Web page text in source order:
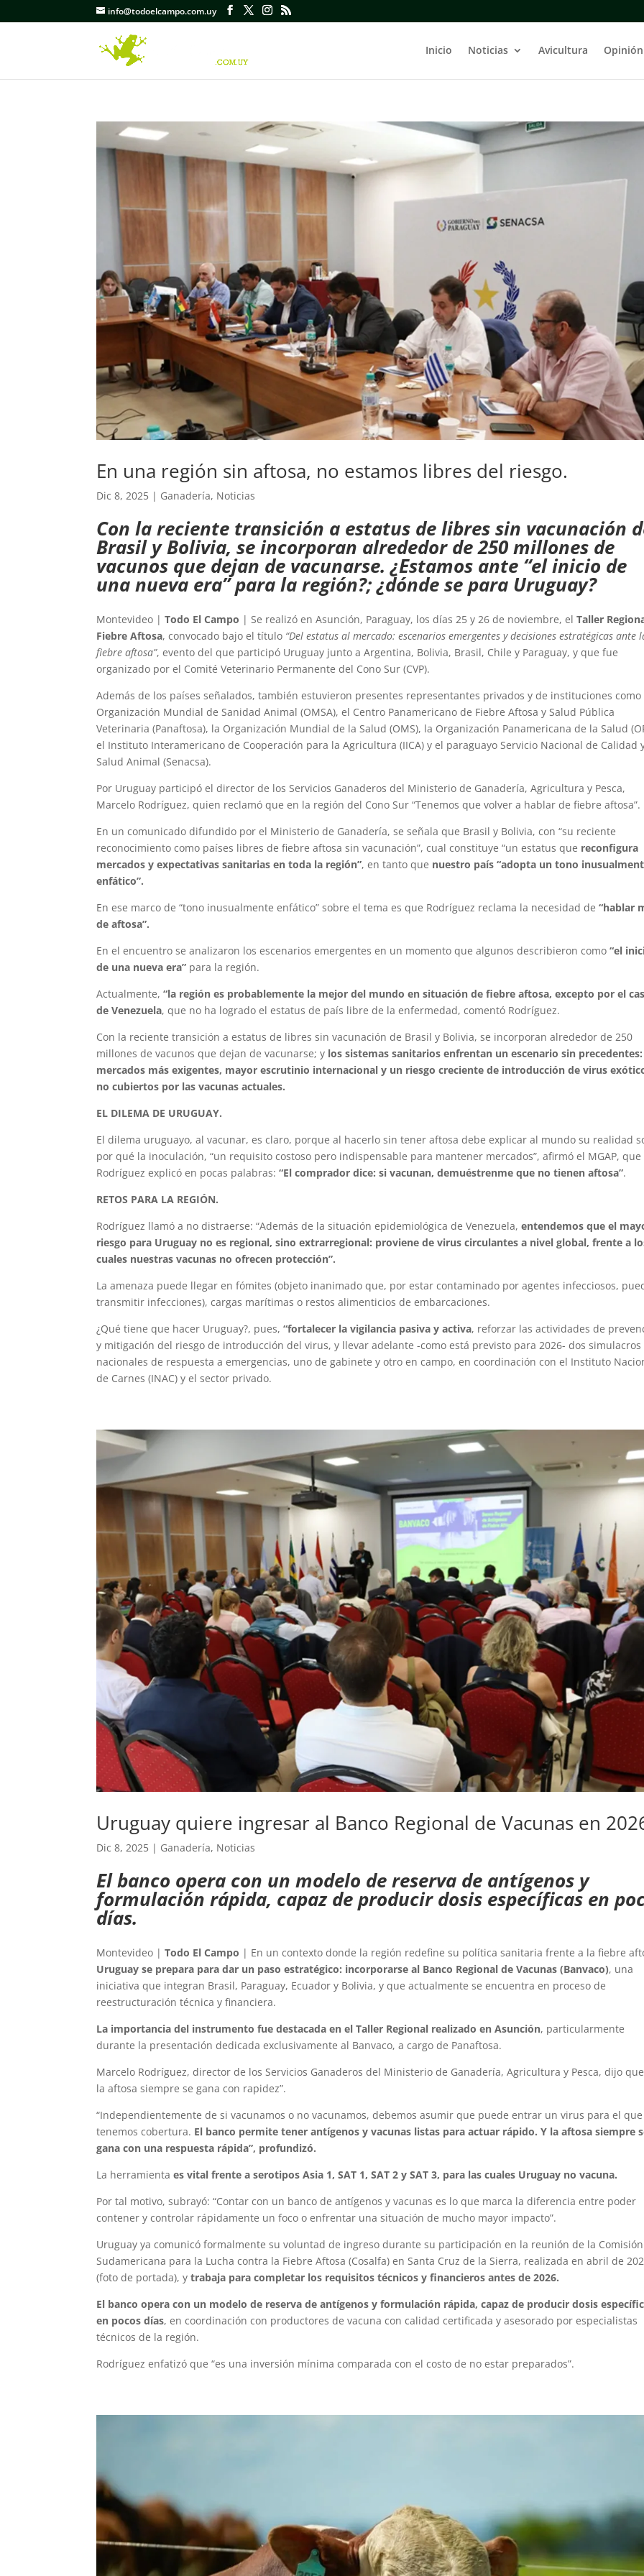
info@todoelcampo.com.uy
Inicio Noticias Avicultura Opinión
En una región sin aftosa, no estamos libres del riesgo.
Dic 8, 2025 | Ganadería, Noticias
Con la reciente transición a estatus de libres sin vacunación
Brasil y Bolivia, se incorporan alrededor de 250 millones de
vacunos que dejan de vacunarse. ¿Estamos ante “el inicio de
una nueva era” para la región?; ¿dónde se para Uruguay?
Montevideo |Todo El Campo | Se realizó en Asunción, Paraguay, los días 25 y 26 de noviembre, elTaller
Fiebre Aftosa, convocado bajo el título “Del estatus al mercado: escenarios emergentes y decisiones estratégicas ante
fiebre aftosa”, evento del que participó Uruguay junto a Argentina, Bolivia, Brasil, Chile y Paraguay, y que fue
organizado por el Comité Veterinario Permanente del Cono Sur (CVP).
Además de los países señalados, también estuvieron presentes representantes privados y de instituciones como
Organización Mundial de Sanidad Animal (OMSA), el Centro Panamericano de Fiebre Aftosa y Salud Pública
Veterinaria (Panaftosa), la Organización Mundial de la Salud (OMS), la Organización Panamericana de la Salud
el Instituto Interamericano de Cooperación para la Agricultura (IICA) y el paraguayo Servicio Nacional de Calidad
Salud Animal (Senacsa).
Por Uruguay participó el director de los Servicios Ganaderos del Ministerio de Ganadería, Agricultura y Pesca,
Marcelo Rodríguez, quien reclamó que en la región del Cono Sur “Tenemos que volver a hablar de fiebre aftosa”.
En un comunicado difundido por el Ministerio de Ganadería, se señala que Brasil y Bolivia, con “su reciente
reconocimiento como países libres de fiebre aftosa sin vacunación”, cual constituye “un estatus que reconfigura
mercados y expectativas sanitarias en toda la región”, en tanto que nuestro país “adopta un tono
enfático”.
En ese marco de “tono inusualmente enfático” sobre el tema es que Rodríguez reclama la necesidad de“hablar
de aftosa”.
En el encuentro se analizaron los escenarios emergentes en un momento que algunos describieron como“el
de una nueva era” para la región.
Actualmente,“la región es probablemente la mejor del mundo en situación de fiebre aftosa, excepto por el
de Venezuela, que no ha logrado el estatus de país libre de la enfermedad, comentó Rodríguez.
Con la reciente transición a estatus de libres sin vacunación de Brasil y Bolivia, se incorporan alrededor de 250
millones de vacunos que dejan de vacunarse; y los sistemas sanitarios enfrentan un escenario sin precedentes:
mercados más exigentes, mayor escrutinio internacional y un riesgo creciente de introducción de virus
no cubiertos por las vacunas actuales.
EL DILEMA DE URUGUAY.
El dilema uruguayo, al vacunar, es claro, porque al hacerlo sin tener aftosa debe explicar al mundo su realidad
por qué la inoculación, “un requisito costoso pero indispensable para mantener mercados”, afirmó el MGAP, que
Rodríguez explicó en pocas palabras:“El comprador dice: si vacunan, demuéstrenme que no tienen aftosa”.
RETOS PARA LA REGIÓN.
Rodríguez llamó a no distraerse: “Además de la situación epidemiológica de Venezuela,entendemos que el
riesgo para Uruguay no es regional, sino extrarregional: proviene de virus circulantes a nivel global, frente a
cuales nuestras vacunas no ofrecen protección”.
La amenaza puede llegar en fómites (objeto inanimado que, por estar contaminado por agentes infecciosos,
transmitir infecciones), cargas marítimas o restos alimenticios de embarcaciones.
¿Qué tiene que hacer Uruguay?, pues,“fortalecer la vigilancia pasiva y activa, reforzar las actividades de
y mitigación del riesgo de introducción del virus, y llevar adelante -como está previsto para 2026- dos simulacros
nacionales de respuesta a emergencias, uno de gabinete y otro en campo, en coordinación con el Instituto
de Carnes (INAC) y el sector privado.
Uruguay quiere ingresar al Banco Regional de Vacunas en
Dic 8, 2025 | Ganadería, Noticias
El banco opera con un modelo de reserva de antígenos y
formulación rápida, capaz de producir dosis específicas en
días.
Montevideo |Todo El Campo | En un contexto donde la región redefine su política sanitaria frente a la fiebre
Uruguay se prepara para dar un paso estratégico: incorporarse al Banco Regional de Vacunas (Banvaco), una
iniciativa que integran Brasil, Paraguay, Ecuador y Bolivia, y que actualmente se encuentra en proceso de
reestructuración técnica y financiera.
La importancia del instrumento fue destacada en el Taller Regional realizado en Asunción, particularmente
durante la presentación dedicada exclusivamente al Banvaco, a cargo de Panaftosa.
Marcelo Rodríguez, director de los Servicios Ganaderos del Ministerio de Ganadería, Agricultura y Pesca, dijo que
la aftosa siempre se gana con rapidez”.
“Independientemente de si vacunamos o no vacunamos, debemos asumir que puede entrar un virus para el
tenemos cobertura. El banco permite tener antígenos y vacunas listas para actuar rápido. Y la aftosa siempre
gana con una respuesta rápida”, profundizó.
La herramientaes vital frente a serotipos Asia 1, SAT 1, SAT 2 y SAT 3, para las cuales Uruguay no vacuna.
Por tal motivo, subrayó: “Contar con un banco de antígenos y vacunas es lo que marca la diferencia entre poder
contener y controlar rápidamente un foco o enfrentar una situación de mucho mayor impacto”.
Uruguay ya comunicó formalmente su voluntad de ingreso durante su participación en la reunión de la Comisión
Sudamericana para la Lucha contra la Fiebre Aftosa (Cosalfa) en Santa Cruz de la Sierra, realizada en abril de
(foto de portada), ytrabaja para completar los requisitos técnicos y financieros antes de 2026.
El banco opera con un modelo de reserva de antígenos y formulación rápida, capaz de producir dosis
en pocos días, en coordinación con productores de vacuna con calidad certificada y asesorado por especialistas
técnicos de la región.
Rodríguez enfatizó que “es una inversión mínima comparada con el costo de no estar preparados”.